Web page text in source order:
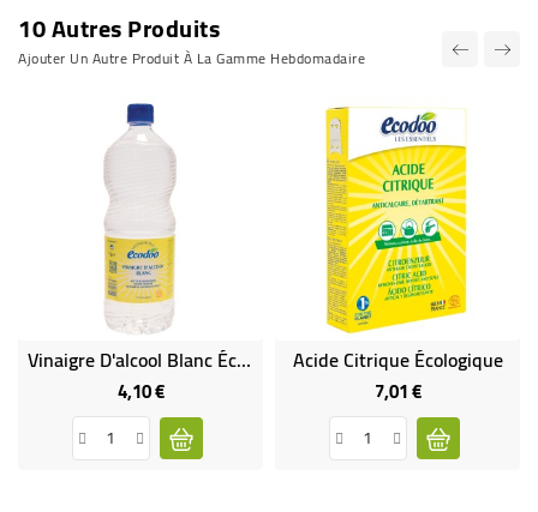
10 Autres Produits
Ajouter Un Autre Produit À La Gamme Hebdomadaire
Vinaigre D'alcool Blanc Écologique
4,10 €Prix
Acide Citrique Écologique
7,01 €Prix